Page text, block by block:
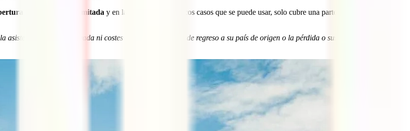
realmente muy limitada y en la mayoría de los pocos casos que se puede usar, solo cubre una parte pequeña de los
sanitaria privada ni costes tales como el vuelo de regreso a su país de origen o la pérdida o sustracción de sus